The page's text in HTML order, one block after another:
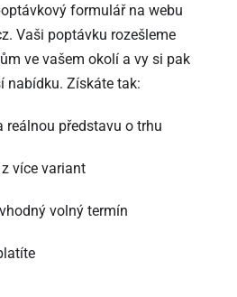
formulář na webu
. Vaši poptávku rozešleme
ve vašem okolí a vy si pak
nabídku. Získáte tak:
reálnou představu o trhu
více variant
volný termín